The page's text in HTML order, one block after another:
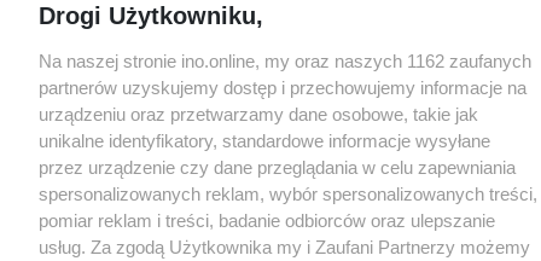
Drogi Użytkowniku,
Na naszej stronie ino.online, my oraz naszych 1162 zaufanych
partnerów uzyskujemy dostęp i przechowujemy informacje na
urządzeniu oraz przetwarzamy dane osobowe, takie jak
unikalne identyfikatory, standardowe informacje wysyłane
przez urządzenie czy dane przeglądania w celu zapewniania
spersonalizowanych reklam, wybór spersonalizowanych treści,
pomiar reklam i treści, badanie odbiorców oraz ulepszanie
usług. Za zgodą Użytkownika my i Zaufani Partnerzy możemy